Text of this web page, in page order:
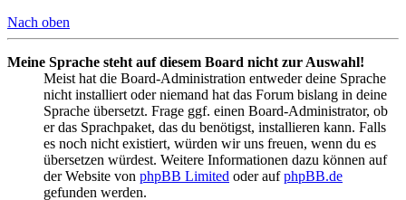
Nach oben
Meine Sprache steht auf diesem Board nicht zur Auswahl!
Meist hat die Board-Administration entweder deine Sprache
nicht installiert oder niemand hat das Forum bislang in deine
Sprache übersetzt. Frage ggf. einen Board-Administrator, ob
er das Sprachpaket, das du benötigst, installieren kann. Falls
es noch nicht existiert, würden wir uns freuen, wenn du es
übersetzen würdest. Weitere Informationen dazu können auf
der Website von phpBB Limited oder aufphpBB.de
gefunden werden.